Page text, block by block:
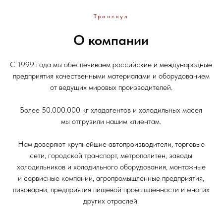
Транскул
О компании
С 1999 года мы обеспечиваем российские и международные
предприятия качественными материалами и оборудованием
от ведущих мировых производителей.
Более 50.000.000 кг хладагентов и холодильных масел
мы отгрузили нашим клиентам.
Нам доверяют крупнейшие автопроизводители, торговые
сети, городской транспорт, метрополитен, заводы
холодильников и холодильного оборудования, монтажные
и сервисные компании, агропромышленные предприятия,
пивоварни, предприятия пищевой промышленности и многих
других отраслей.